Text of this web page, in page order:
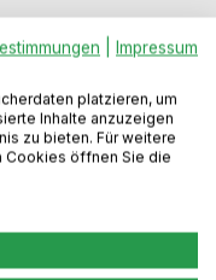
Impressum
platzieren, um
Inhalte anzuzeigen
zu bieten. Für weitere
Cookies öffnen Sie die